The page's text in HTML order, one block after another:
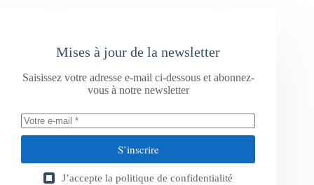
Mises à jour de la newsletter
Saisissez votre adresse e-mail ci-dessous et abonnez-
vous à notre newsletter
S’inscrire
J’accepte la politique de confidentialité